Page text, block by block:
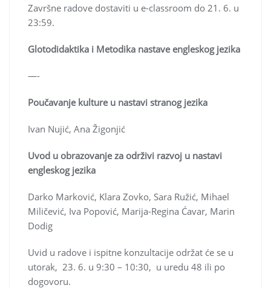
Završne radove dostaviti u e-classroom do 21. 6. u
23:59.
Glotodidaktika i Metodika nastave engleskog jezika
—-
Poučavanje kulture u nastavi stranog jezika
Ivan Nujić, Ana Žigonjić
Uvod u obrazovanje za održivi razvoj u nastavi
engleskog jezika
Darko Marković, Klara Zovko, Sara Ružić, Mihael
Miličević, Iva Popović, Marija-Regina Ćavar, Marin
Dodig
Uvid u radove i ispitne konzultacije održat će se u
utorak, 23. 6. u 9:30 – 10:30, u uredu 48 ili po
dogovoru.